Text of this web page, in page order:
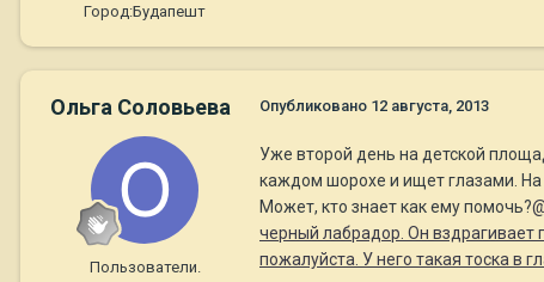
Город:Будапешт
Ольга Соловьева
Пользователи.
Опубликовано 12 августа, 2013
Уже второй день на детской
каждом шорохе и ищет глазами. На
Может, кто знает как ему помочь?
черный лабрадор. Он
пожалуйста. У него такая тоска в